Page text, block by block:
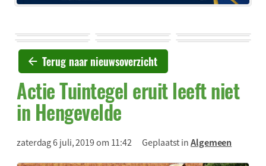
Terug naar nieuwsoverzicht
Actie Tuintegel eruit leeft niet
in Hengevelde
zaterdag 6 juli, 2019 om 11:42 Geplaatst inAlgemeen